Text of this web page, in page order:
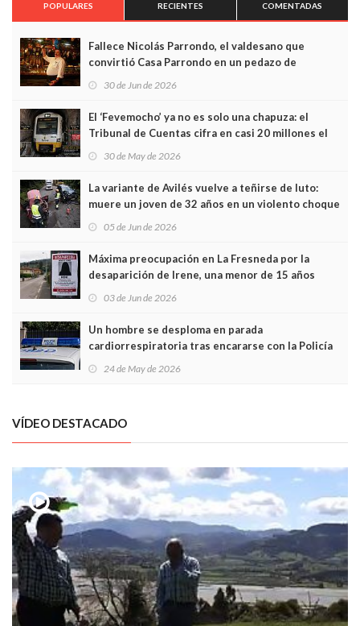
POPULARES RECIENTES COMENTADAS
Fallece Nicolás Parrondo, el valdesano que
convirtió Casa Parrondo en un pedazo de
Asturias en Madrid
30 de Jun de 2026
El ‘Fevemocho’ ya no es solo una chapuza: el
Tribunal de Cuentas cifra en casi 20 millones el
sobrecoste de los trenes que no cabían por los
30 de May de 2026
La variante de Avilés vuelve a teñirse de luto:
muere un joven de 32 años en un violento choque
frontal
05 de Jun de 2026
Máxima preocupación en La Fresneda por la
desaparición de Irene, una menor de 15 años
03 de Jun de 2026
Un hombre se desploma en parada
cardiorrespiratoria tras encararse con la Policía
Local en Luanco
24 de May de 2026
VÍDEO DESTACADO